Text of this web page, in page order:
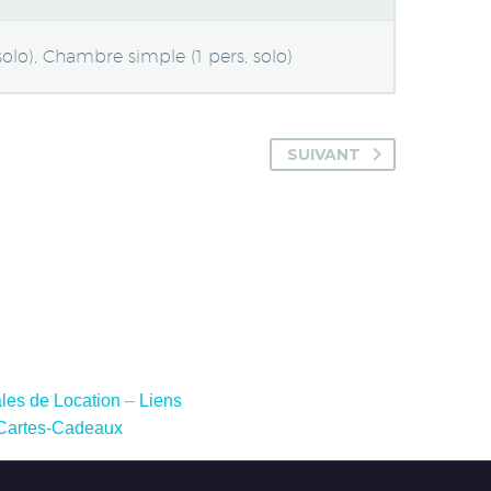
Chambre simple (1 pers, solo)
SUIVANT
de Location – Liens
Cadeaux